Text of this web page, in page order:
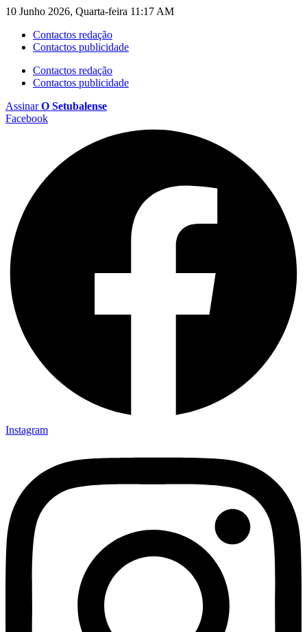
10 Junho 2026, Quarta-feira 11:17 AM
Contactos redação
Contactos publicidade
Contactos redação
Contactos publicidade
AssinarO Setubalense
Facebook
Instagram